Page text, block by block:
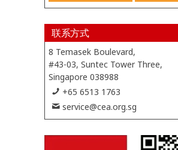
联系方式
8 Temasek Boulevard,
#43-03, Suntec Tower Three,
Singapore 038988
+65 6513 1763
service@cea.org.sg